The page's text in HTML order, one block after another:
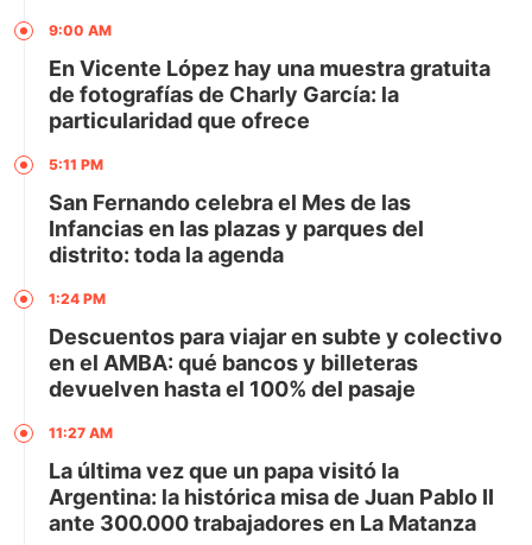
9:00 AM
En Vicente López hay una muestra gratuita
de fotografías de Charly García: la
particularidad que ofrece
5:11 PM
San Fernando celebra el Mes de las
Infancias en las plazas y parques del
distrito: toda la agenda
1:24 PM
Descuentos para viajar en subte y colectivo
en el AMBA: qué bancos y billeteras
devuelven hasta el 100% del pasaje
11:27 AM
La última vez que un papa visitó la
Argentina: la histórica misa de Juan Pablo II
ante 300.000 trabajadores en La Matanza